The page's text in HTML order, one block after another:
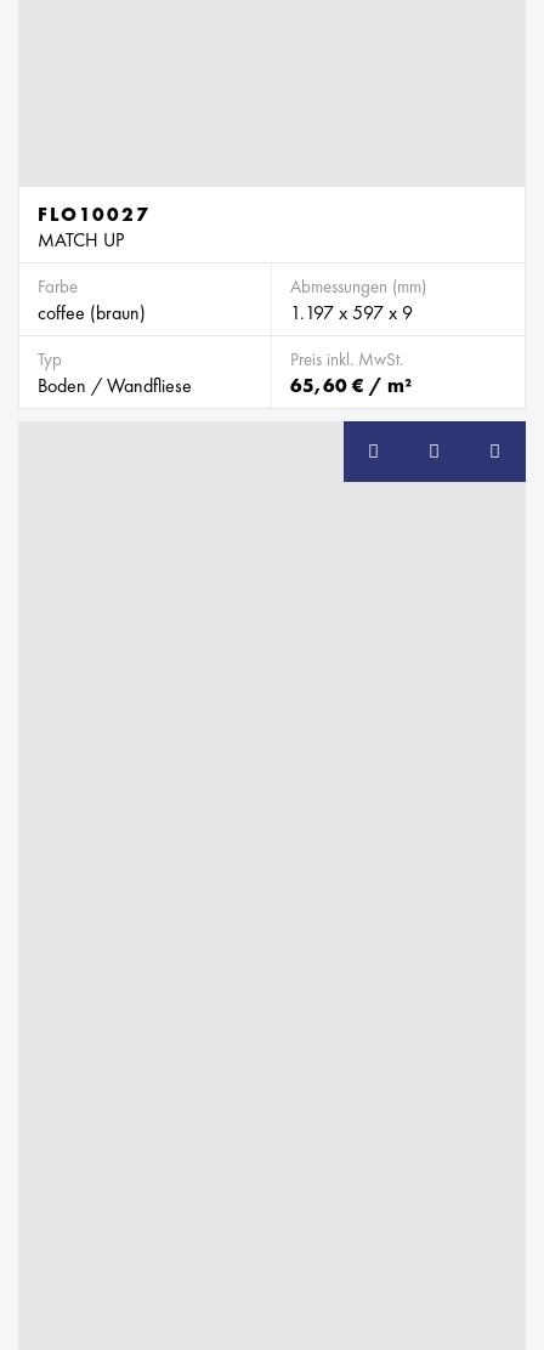
FLO10027
MATCH UP
Farbe
coffee (braun)
Abmessungen (mm)
1.197 x 597 x 9
Typ
Boden / Wandfliese
Preis inkl. MwSt.
65,60 € / m²